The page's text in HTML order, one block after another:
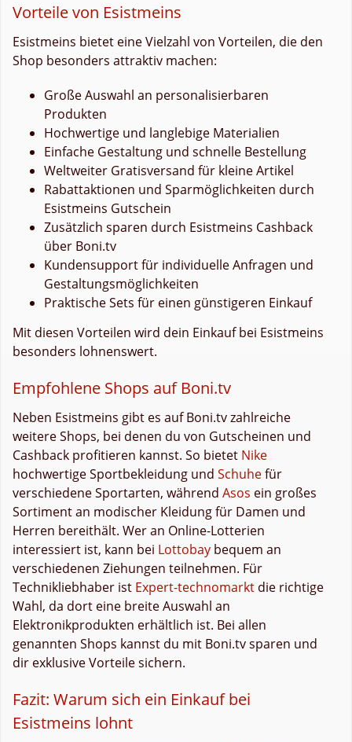
Vorteile von Esistmeins
Esistmeins bietet eine Vielzahl von Vorteilen, die den
Shop besonders attraktiv machen:
Große Auswahl an personalisierbaren
Produkten
Hochwertige und langlebige Materialien
Einfache Gestaltung und schnelle Bestellung
Weltweiter Gratisversand für kleine Artikel
Rabattaktionen und Sparmöglichkeiten durch
Esistmeins Gutschein
Zusätzlich sparen durch Esistmeins Cashback
über Boni.tv
Kundensupport für individuelle Anfragen und
Gestaltungsmöglichkeiten
Praktische Sets für einen günstigeren Einkauf
Mit diesen Vorteilen wird dein Einkauf bei Esistmeins
besonders lohnenswert.
Empfohlene Shops auf Boni.tv
Neben Esistmeins gibt es auf Boni.tv zahlreiche
weitere Shops, bei denen du von Gutscheinen und
Cashback profitieren kannst. So bietet Nike
hochwertige Sportbekleidung und Schuhefür
verschiedene Sportarten, während Asos ein großes
Sortiment an modischer Kleidung für Damen und
Herren bereithält. Wer an Online-Lotterien
interessiert ist, kann bei Lottobay bequem an
verschiedenen Ziehungen teilnehmen. Für
Technikliebhaber ist Expert-technomarkt die richtige
Wahl, da dort eine breite Auswahl an
Elektronikprodukten erhältlich ist. Bei allen
genannten Shops kannst du mit Boni.tv sparen und
dir exklusive Vorteile sichern.
Fazit: Warum sich ein Einkauf bei
Esistmeins lohnt